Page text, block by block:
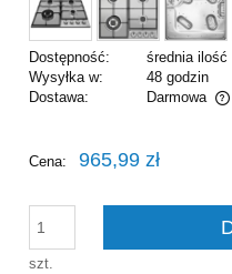
Dostępność:
średnia ilość
Wysyłka w:
48 godzin
Dostawa:
Darmowa
Cena nie zawiera
Cena: 965,99 zł
szt.